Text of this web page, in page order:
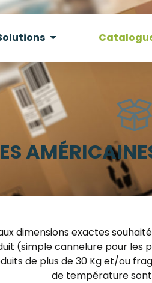
dimensions exactes
(simple cannelure pour les
de plus de 30 Kg et/ou
de température